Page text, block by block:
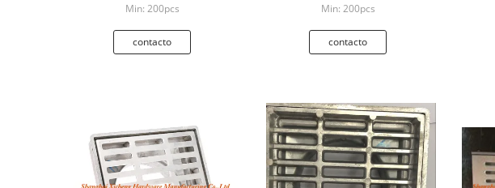
Min: 200pcs
contacto
Min: 200pcs
contacto